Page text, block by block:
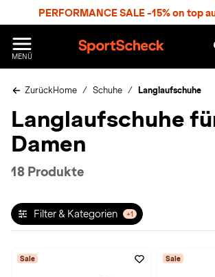
PERFORMANCE SALE -15% on top
MENÜ
p
r
S
h
c
ZurückHome Schuhe Langlaufschuhe
Langlaufschuhe
Damen
18 Produkte
Filter & Kategorien +1
Sale Sale